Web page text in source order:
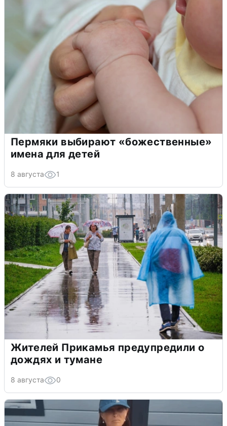
Пермяки выбирают «божественные»
имена для детей
8 августа 1
Жителей Прикамья предупредили о
дождях и тумане
8 августа 0